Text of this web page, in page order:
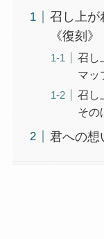
召し上
《復刻》
召し
マッ
召し
その
君への想